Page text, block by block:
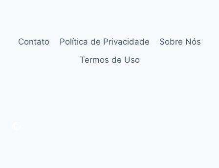
Contato Política de Privacidade
Sobre Nós
Termos de Uso